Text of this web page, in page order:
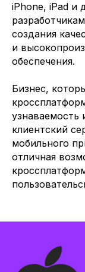
iPhone, iPad и
создания
и
обеспечения.
Бизнес,
узнаваемость
клиентский
мобильного
отличная